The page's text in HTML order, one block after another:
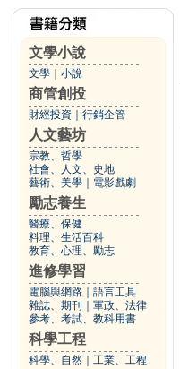
文學小說
文學 小說
商管創投
財經投資 行銷企管
人文藝坊
宗教、哲學
社會、人文、史地
藝術、美學
電影戲劇
勵志養生
醫療、保健
料理、生活百科
教育、心理、勵志
進修學習
電腦與網路
語言工具
雜誌、期刊
軍政、法律
參考、考試、教科用書
科學工程
科學、自然 工業、工程